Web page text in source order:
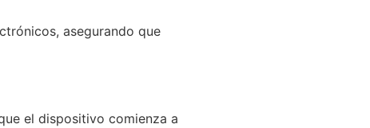
asegurando que
el dispositivo comienza a